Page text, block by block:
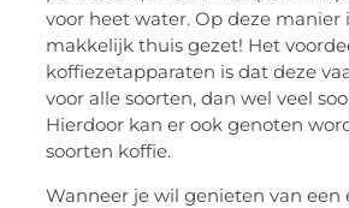
voor heet water. Op deze manier
makkelijk thuis gezet! Het
koffiezetapparaten is dat deze
voor alle soorten, dan wel veel
Hierdoor kan er ook genoten
soorten koffie.
Wanneer je wil genieten van een